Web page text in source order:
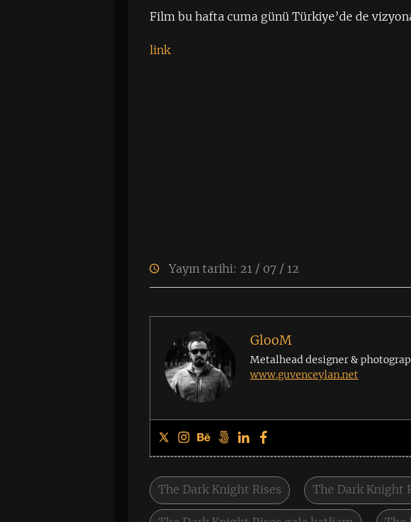
Film bu hafta cuma günü Türkiye’de de
link
Yayın tarihi: 21 / 07 / 12
GlooM
Metalhead designer &
www.guvenceylan.net
The Dark Knight Rises The Dark Knight